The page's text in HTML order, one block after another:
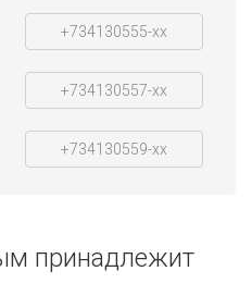
+734130555-xx
+734130557-xx
+734130559-xx
принадлежит